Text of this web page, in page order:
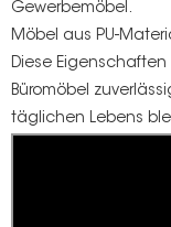
Gewerbemöbel.
Möbel aus PU-
Diese
Büromöbel
täglichen Lebens